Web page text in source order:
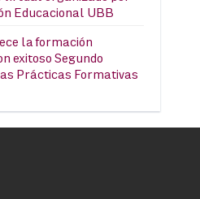
Educacional UBB
la formación
exitoso Segundo
Prácticas Formativas